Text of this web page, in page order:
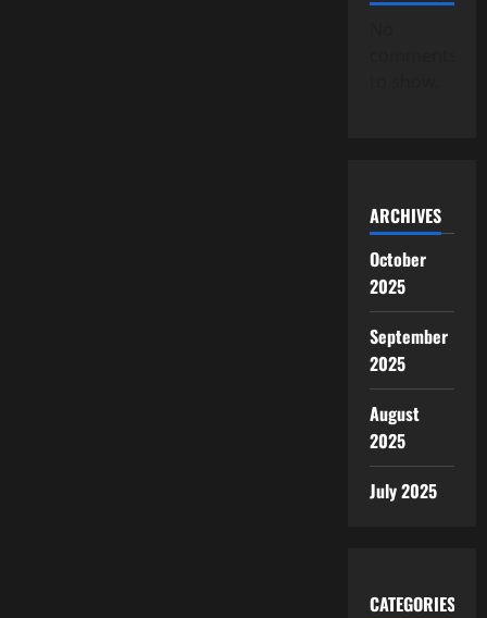
ARCHIVES
October
2025
September
2025
August
2025
July 2025
CATEGORIES